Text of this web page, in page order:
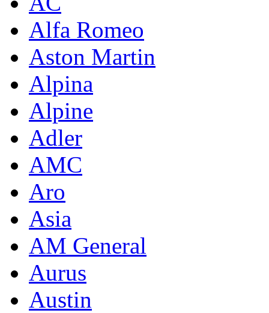
Alfa Romeo
Aston Martin
Alpina
Alpine
Adler
AMC
Aro
Asia
AM General
Aurus
Austin